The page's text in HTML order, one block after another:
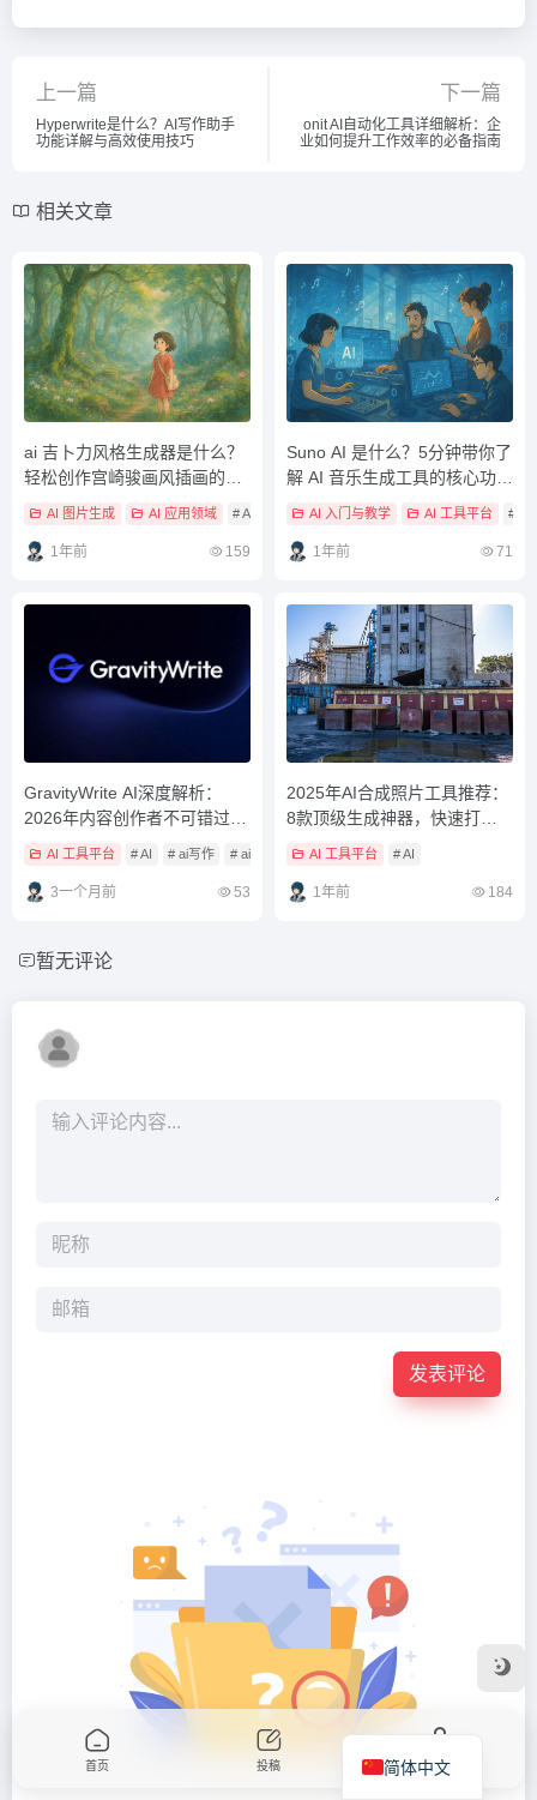
上一篇
Hyperwrite是什么？AI写作助手
功能详解与高效使用技巧
下一篇
onit AI自动化工具详细解析：企
业如何提升工作效率的必备指南
相关文章
ai 吉卜力风格生成器是什么？
轻松创作宫崎骏画风插画的超
实用工具介绍
AI 图片生成 AI 应用领域 # AI # AI 工具教學 # ai吉卜力
1年前 159
Suno AI 是什么？5分钟带你了
解 AI 音乐生成工具的核心功能
与应用场景
AI 入门与教学 AI 工具平台 # AI
1年前 71
GravityWrite AI深度解析：
2026年内容创作者不可错过的
写作工具
AI 工具平台 # AI # ai写作 # ai写作生成
3一个月前 53
2025年AI合成照片工具推荐：
8款顶级生成神器，快速打造
专业影像（含免费选项）
AI 工具平台 # AI
1年前 184
暂无评论
发表评论
首页 投稿 我的
简体中文